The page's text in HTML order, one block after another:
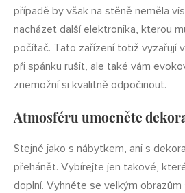
případě by však na stěně neměla
nacházet další elektronika, kterou
počítač. Tato zařízení totiž vyzařují
při spánku rušit, ale také vám
znemožní si kvalitně odpočinout.
Atmosféru umocněte
Stejně jako s nábytkem, ani s
přehánět. Vybírejte jen takové,
doplní. Vyhněte se velkým obrazům